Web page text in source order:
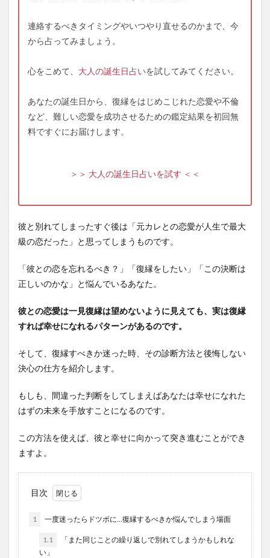
連絡するべきタイミングやいつやり直せるのかまで、今
から占ってみましょう。
心をこめて、 大人の誕生日占いを試してみてください。
あなたの誕生日から、復縁をはじめこじれた恋愛や不倫
など、難しい恋愛を成功させるための鑑定結果を初回無
料ですぐにお届けします。
＞＞ 大人の誕生日占いを試す ＜＜
彼と別れてしまったすぐ後は「元カレとの恋愛が人生で最大
級の恋だった」と思ってしまうものです。
「彼との恋を忘れるべき？」「復縁をしたい」「この決断は
正しいのかな」と悩んでいるあなた。
彼との恋愛は一見復縁は望めないように見えても、実は復縁
すれば幸せになれるパターンがあるのです。
そして、復縁すべきか迷った時、その診断方法と後悔しない
決心の仕方を紹介します。
もしも、間違った判断をしてしまえばあなたは幸せになれた
はずの未来を手放すことになるのです。
この方法を使えば、彼と幸せに向かって突き進むことができ
ますよ。
目次
1 一度迷ったらドツボに…復縁するべきか悩んでしまう場面
1.1
「また同じことの繰り返しで別れてしまうかもしれな
い」